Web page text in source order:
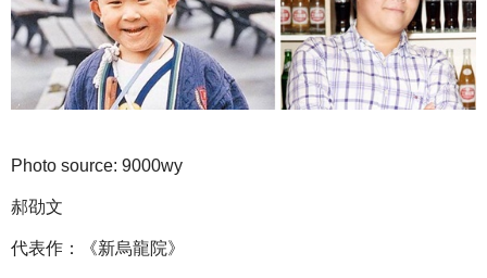
Photo source: 9000wy
郝劭文
代表作：《新烏龍院》